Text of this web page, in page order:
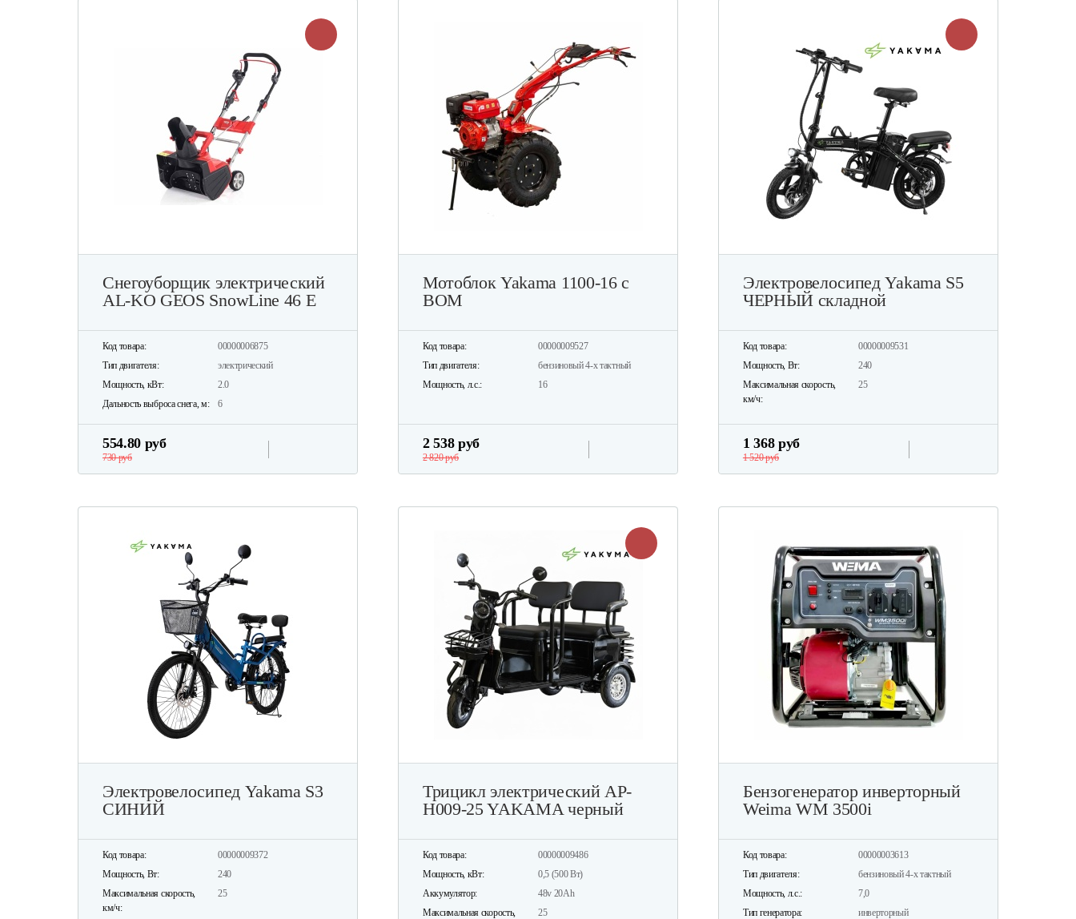
Снегоуборщик электрический
AL-KO GEOS SnowLine 46 E
Код товара:
00000006875
Тип двигателя:
электрический
Мощность, кВт:
2.0
Дальность выброса снега, м:
6
554.80 руб
730 руб
Мотоблок Yakama 1100-16 с
ВОМ
Код товара:
00000009527
Тип двигателя:
бензиновый 4-х тактный
Мощность, л.с.:
16
2 538 руб
2 820 руб
Электровелосипед Yakama S5
ЧЕРНЫЙ складной
Код товара:
00000009531
Мощность, Вт:
240
Максимальная скорость,
км/ч:
25
1 368 руб
1 520 руб
Электровелосипед Yakama S3
СИНИЙ
Код товара:
00000009372
Мощность, Вт:
240
Максимальная скорость,
км/ч:
25
Трицикл электрический AP-
H009-25 YAKAMA черный
Код товара:
00000009486
Мощность, кВт:
0,5 (500 Вт)
Аккумулятор:
48v 20Ah
Максимальная скорость,
25
Бензогенератор инверторный
Weima WM 3500i
Код товара:
00000003613
Тип двигателя:
бензиновый 4-х тактный
Мощность, л.с.:
7,0
Тип генератора:
инверторный